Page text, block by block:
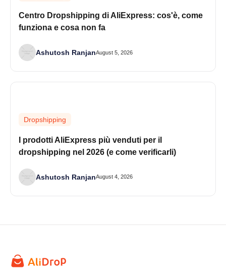
Centro Dropshipping di AliExpress: cos'è, come
funziona e cosa non fa
Ashutosh RanjanAugust 5, 2026
Dropshipping
I prodotti AliExpress più venduti per il
dropshipping nel 2026 (e come verificarli)
Ashutosh RanjanAugust 4, 2026